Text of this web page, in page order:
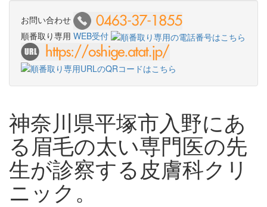
お問い合わせ
順番取り専用 WEB受付
神奈川県平塚市入野にあ
る眉毛の太い専門医の先
生が診察する皮膚科クリ
ニック。